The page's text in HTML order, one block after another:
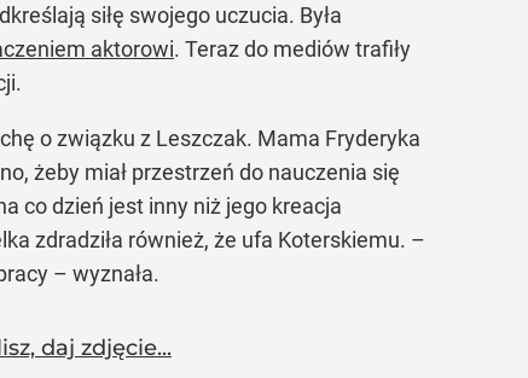
siłę swojego uczucia. Była
aktorowi. Teraz do mediów trafiły
o związku z Leszczak. Mama Fryderyka
żeby miał przestrzeń do nauczenia się
co dzień jest inny niż jego kreacja
zdradziła również, że ufa Koterskiemu. –
– wyznała.
daj zdjęcie...